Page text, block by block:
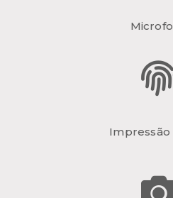
Impressão